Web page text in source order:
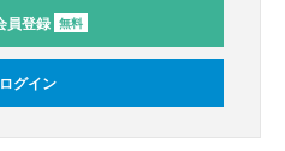
員登録 無料
ログイン